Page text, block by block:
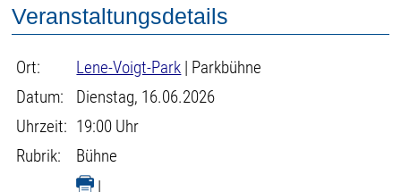
Veranstaltungsdetails
Ort: Lene-Voigt-Park | Parkbühne
Datum:
Dienstag, 16.06.2026
Uhrzeit: 19:00 Uhr
Rubrik:
Bühne
|